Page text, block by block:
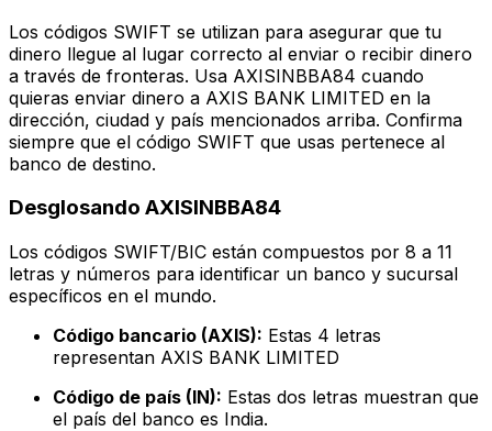
Los códigos SWIFT se utilizan para asegurar que tu
dinero llegue al lugar correcto al enviar o recibir dinero
a través de fronteras. Usa AXISINBBA84 cuando
quieras enviar dinero a AXIS BANK LIMITED en la
dirección, ciudad y país mencionados arriba. Confirma
siempre que el código SWIFT que usas pertenece al
banco de destino.
Desglosando AXISINBBA84
Los códigos SWIFT/BIC están compuestos por 8 a 11
letras y números para identificar un banco y sucursal
específicos en el mundo.
Código bancario (AXIS): Estas 4 letras
representan AXIS BANK LIMITED
Código de país (IN): Estas dos letras muestran que
el país del banco es India.